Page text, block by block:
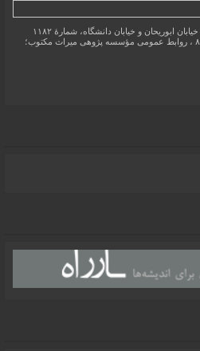
تهران، خیابان انقلاب اسلامی، بین خیابان ابوریحان و خیابان دانشگاه، شمارۀ ۱۱۸۲
(ساختمان فروردین)، طبقۀ دوم، واحد ۸ ، روابط عمومی مؤسسه پژوهی میراث مکتوب؛